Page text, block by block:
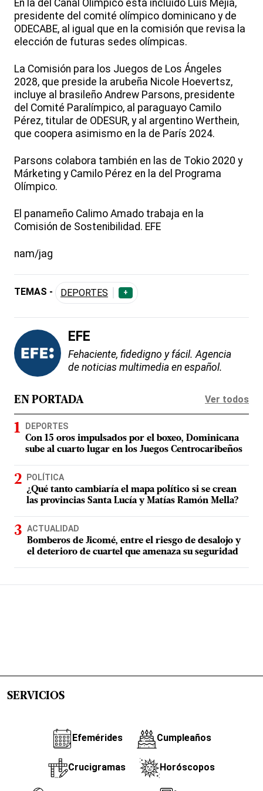
En la del Canal Olímpico está incluido Luis Mejía,
presidente del comité olímpico dominicano y de
ODECABE, al igual que en la comisión que revisa la
elección de futuras sedes olímpicas.
La Comisión para los Juegos de Los Ángeles
2028, que preside la arubeña Nicole Hoevertsz,
incluye al brasileño Andrew Parsons, presidente
del Comité Paralímpico, al paraguayo Camilo
Pérez, titular de ODESUR, y al argentino Werthein,
que coopera asimismo en la de París 2024.
Parsons colabora también en las de Tokio 2020 y
Márketing y Camilo Pérez en la del Programa
Olímpico.
El panameño Calimo Amado trabaja en la
Comisión de Sostenibilidad. EFE
nam/jag
TEMAS - DEPORTES +
EFE
Fehaciente, fidedigno y fácil. Agencia
de noticias multimedia en español.
EN PORTADA Ver todos
DEPORTES
Con 15 oros impulsados por el boxeo, Dominicana
sube al cuarto lugar en los Juegos Centrocaribeños
POLÍTICA
¿Qué tanto cambiaría el mapa político si se crean
las provincias Santa Lucía y Matías Ramón Mella?
ACTUALIDAD
Bomberos de Jicomé, entre el riesgo de desalojo y
el deterioro de cuartel que amenaza su seguridad
SERVICIOS
Efemérides Cumpleaños
Crucigramas Horóscopos